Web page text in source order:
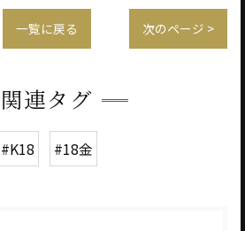
一覧に戻る 次のページ >
関連タグ
#K18 #18金